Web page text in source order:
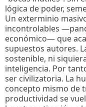
lógica de poder,
Un exterminio
incontrolables
económico— que
supuestos autores.
sostenible, ni
inteligencia. Por
ser civilizatoria. La
concepto mismo de
productividad se